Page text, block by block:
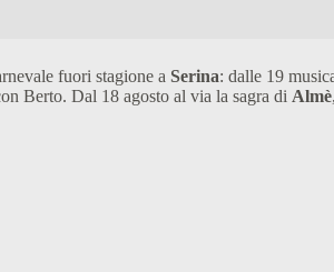
fuori stagione a Serina: dalle 19
Berto. Dal 18 agosto al via la sagra di Almè